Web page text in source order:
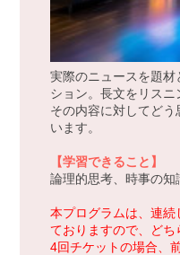
実際のニュースを題
ション。長文をリス
その内容に対してど
います。
【学習できること】
論理的思考、時事の
本プログラムは、連
ておりますので、どち
4回チケットの場合、